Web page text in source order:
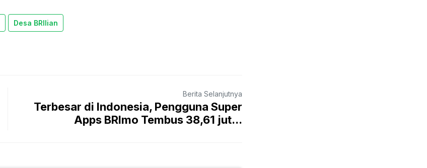
Desa BRIlian
Berita Selanjutnya
Terbesar di Indonesia, Pengguna Super
Apps BRImo Tembus 38,61 jut...